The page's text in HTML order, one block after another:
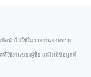
พื่อนำไปใช้ในรายงานยอดขาย
ที่ใช้งานของผู้ซื้อ แต่ไม่มีข้อมูลที่